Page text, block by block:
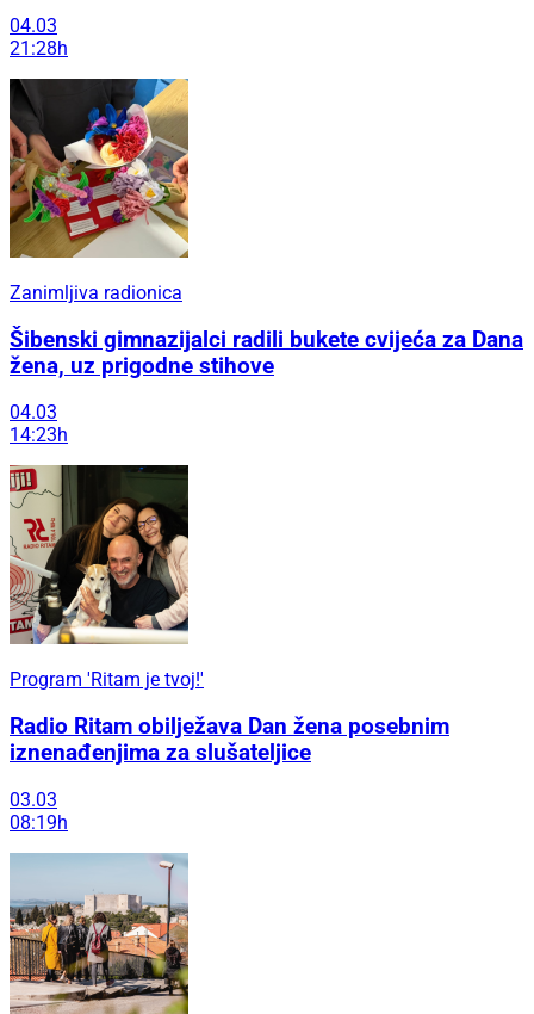
04.03
21:28h
Zanimljiva radionica
Šibenski gimnazijalci radili bukete cvijeća za Dana
žena, uz prigodne stihove
04.03
14:23h
Program 'Ritam je tvoj!'
Radio Ritam obilježava Dan žena posebnim
iznenađenjima za slušateljice
03.03
08:19h